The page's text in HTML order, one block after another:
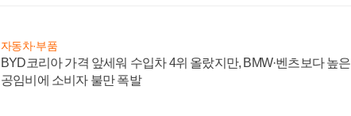
자동차·부품
BYD코리아 가격 앞세워 수입차 4위 올랐지만, BMW·벤츠보다 높은
공임비에 소비자 불만 폭발